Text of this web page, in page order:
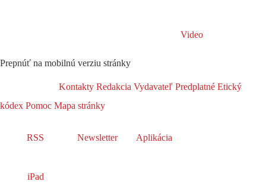
Video
Prepnúť na mobilnú verziu stránky
Kontakty Redakcia Vydavateľ Predplatné Etický
kódex Pomoc Mapa stránky
RSS Newsletter Aplikácia
iPad